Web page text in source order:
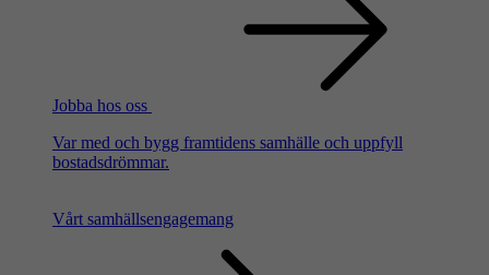
Jobba hos oss
Var med och bygg framtidens samhälle och uppfyll
bostadsdrömmar.
Vårt samhällsengagemang